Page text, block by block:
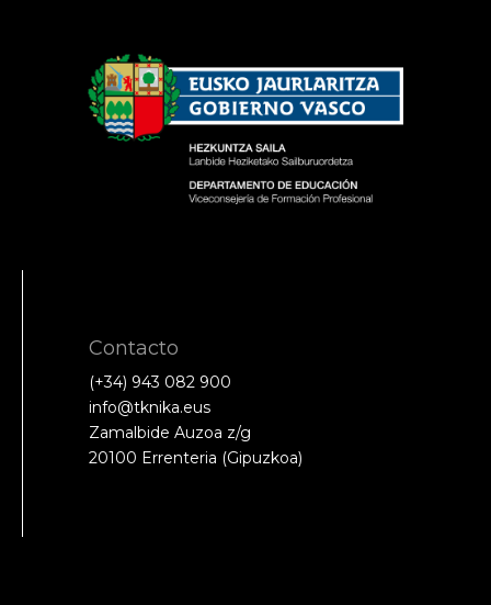
Contacto
(+34) 943 082 900
info@tknika.eus
Zamalbide Auzoa z/g
20100 Errenteria (Gipuzkoa)